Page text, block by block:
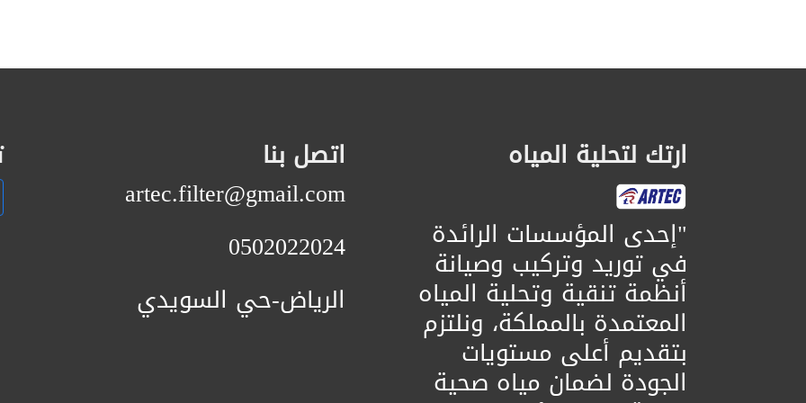
ارتك لتحلية المياه
​"إحدى المؤسسات الرائدة
في توريد وتركيب وصيانة
أنظمة تنقية وتحلية المياه
المعتمدة بالمملكة، ونلتزم
بتقديم أعلى مستويات
الجودة لضمان مياه صحية
اتصل بنا
artec.filter@gmail.com
0502022024
الرياض-حي السويدي